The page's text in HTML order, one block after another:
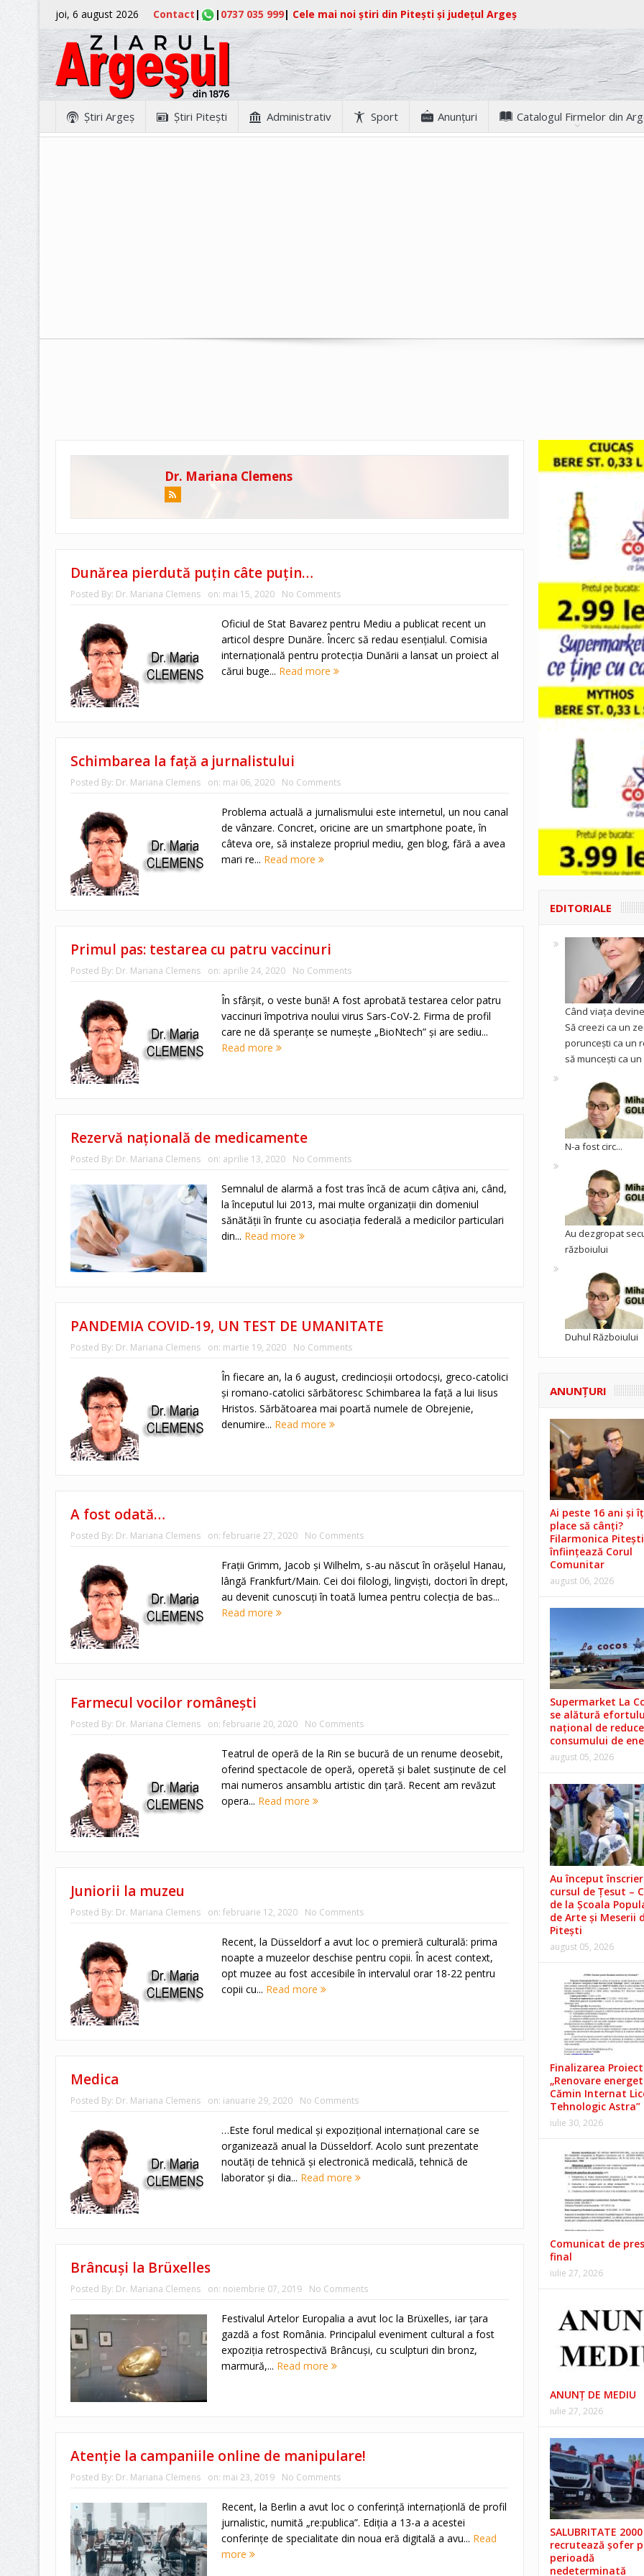
joi, 6 august 2026 Contact | | 0737 035 999| Cele mai noi știri din Pitești și județul Argeș
Ştiri Argeş Ştiri Piteşti Administrativ Sport Anunţuri Catalogul Firmelor din
Dr. Mariana Clemens
Dunărea pierdută puţin câte puţin…
Posted By: Dr. Mariana Clemens on: mai 15, 2020 No Comments
Oficiul de Stat Bavarez pentru Mediu a publicat recent un
articol despre Dunăre. Încerc să redau esenţialul. Comisia
internaţională pentru protecţia Dunării a lansat un proiect al
cărui buge... Read more
Schimbarea la faţă a jurnalistului
Posted By: Dr. Mariana Clemens on: mai 06, 2020 No Comments
Problema actuală a jurnalismului este internetul, un nou canal
de vânzare. Concret, oricine are un smartphone poate, în
câteva ore, să instaleze propriul mediu, gen blog, fără a avea
mari re... Read more
Primul pas: testarea cu patru vaccinuri
Posted By: Dr. Mariana Clemens on: aprilie 24, 2020 No Comments
În sfârşit, o veste bună! A fost aprobată testarea celor patru
vaccinuri împotriva noului virus Sars-CoV-2. Firma de profil
care ne dă speranţe se numeşte „BioNtech” şi are sediu...
Read more
Rezervă naţională de medicamente
Posted By: Dr. Mariana Clemens on: aprilie 13, 2020 No Comments
Semnalul de alarmă a fost tras încă de acum câţiva ani, când,
la începutul lui 2013, mai multe organizaţii din domeniul
sănătăţii în frunte cu asociaţia federală a medicilor particulari
din... Read more
PANDEMIA COVID-19, UN TEST DE UMANITATE
Posted By: Dr. Mariana Clemens on: martie 19, 2020 No Comments
În fiecare an, la 6 august, credincioşii ortodocşi, greco-catolici
şi romano-catolici sărbătoresc Schimbarea la faţă a lui Iisus
Hristos. Sărbătoarea mai poartă numele de Obrejenie,
denumire... Read more
A fost odată…
Posted By: Dr. Mariana Clemens on: februarie 27, 2020 No Comments
Fraţii Grimm, Jacob şi Wilhelm, s-au născut în orăşelul Hanau,
lângă Frankfurt/Main. Cei doi filologi, lingvişti, doctori în drept,
au devenit cunoscuţi în toată lumea pentru colecţia de bas...
Read more
Farmecul vocilor româneşti
Posted By: Dr. Mariana Clemens on: februarie 20, 2020 No Comments
Teatrul de operă de la Rin se bucură de un renume deosebit,
oferind spectacole de operă, operetă şi balet susţinute de cel
mai numeros ansamblu artistic din ţară. Recent am revăzut
opera... Read more
Juniorii la muzeu
Posted By: Dr. Mariana Clemens on: februarie 12, 2020 No Comments
Recent, la Düsseldorf a avut loc o premieră culturală: prima
noapte a muzeelor deschise pentru copii. În acest context,
opt muzee au fost accesibile în intervalul orar 18-22 pentru
copii cu... Read more
Medica
Posted By: Dr. Mariana Clemens on: ianuarie 29, 2020 No Comments
…Este forul medical şi expoziţional internaţional care se
organizează anual la Düsseldorf. Acolo sunt prezentate
noutăţi de tehnică şi electronică medicală, tehnică de
laborator şi dia... Read more
Brâncuşi la Brüxelles
Posted By: Dr. Mariana Clemens on: noiembrie 07, 2019 No Comments
Festivalul Artelor Europalia a avut loc la Brüxelles, iar ţara
gazdă a fost România. Principalul eveniment cultural a fost
expoziţia retrospectivă Brâncuşi, cu sculpturi din bronz,
marmură,... Read more
Atenţie la campaniile online de manipulare!
Posted By: Dr. Mariana Clemens on: mai 23, 2019 No Comments
Recent, la Berlin a avut loc o conferinţă internaţionlă de profil
jurnalistic, numită „re:publica”. Ediţia a 13-a a acestei
conferinţe de specialitate din noua eră digitală a avu... Read
more
EDITORIALE
Când viața
Să creezi ca un
poruncești ca un
să muncești ca un
N-a fost circ...
Au dezgropat
războiului
Duhul Războiului
ANUNŢURI
Ai peste 16 ani și
place să cânți?
Filarmonica Pitești
înființează Corul
Comunitar
august 06, 2026
Supermarket La
se alătură
național de
consumului de
august 05, 2026
Au început
cursul de Țesut –
de la Școala
de Arte și Meserii
Pitești
august 05, 2026
Finalizarea
„Renovare
Cămin Internat
Tehnologic Astra”
iulie 30, 2026
Comunicat de
final
iulie 27, 2026
ANUNŢ DE MEDIU
iulie 27, 2026
SALUBRITATE
recrutează șofer
perioadă
nedeterminată